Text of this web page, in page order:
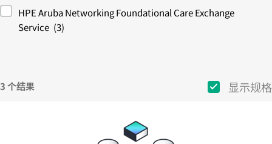
HPE Aruba Networking Foundational Care Exchange
Service (3)
3 个结果 显示规格